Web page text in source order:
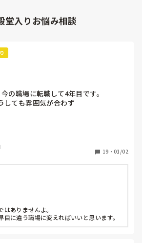
堂入りお悩み相談
の職場に転職して4年目です。
しても雰囲気が合わず
ます。
年以上から何十年という先生がほとん
口が多く、
も
ればいいんだね
とは難しそうです。
19 ・ 01/02
ありませんよ。
目に違う職場に変えればいいと思います。